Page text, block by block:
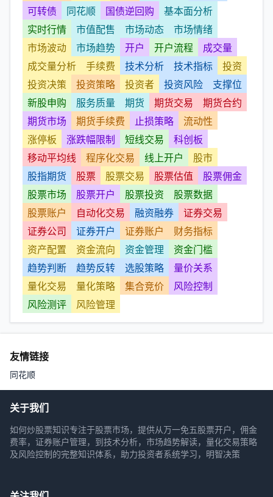
可转债
同花顺 国债逆回购
基本面分析
实时行情
市值配售 市场动态
市场情绪
市场波动
市场趋势 开户 开户流程
成交量
成交量分析
手续费 技术分析 技术指标
投资
投资决策
投资策略 投资者 投资风险
支撑位
新股申购
服务质量 期货 期货交易
期货合约
期货市场
期货手续费 止损策略
流动性
涨停板
涨跌幅限制 短线交易
科创板
移动平均线
程序化交易 线上开户
股市
股指期货
股票 股票交易 股票估值
股票佣金
股票市场
股票开户 股票投资
股票数据
股票账户
自动化交易 融资融券
证券交易
证券公司
证券开户 证券账户
财务指标
资产配置
资金流向 资金管理
资金门槛
趋势判断
趋势反转 选股策略
量价关系
量化交易
量化策略 集合竞价
风险控制
风险测评
风险管理
友情链接
同花顺
关于我们
如何炒股票知识专注于股票市场，提供从万一免五股票开户，佣金
费率，证券账户管理，到技术分析，市场趋势解读，量化交易策略
及风险控制的完整知识体系，助力投资者系统学习，明智决策